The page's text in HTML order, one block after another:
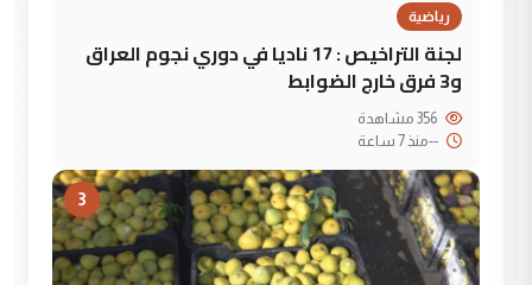
رياضية
لجنة التراخيص : 17 ناديا في دوري نجوم العراق
و3 فرق خارج الضوابط
--منذ 7 ساعة
3